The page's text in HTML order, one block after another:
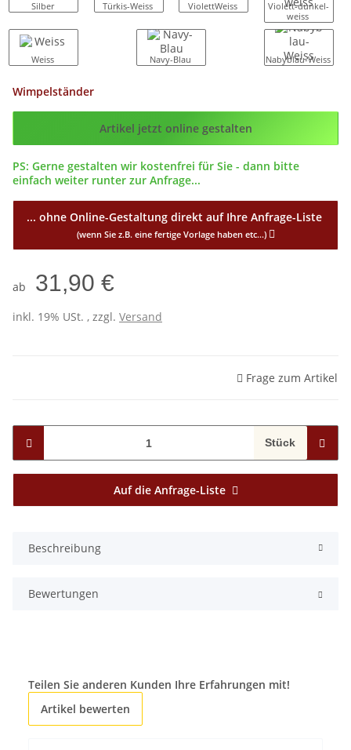
Silber Türkis-Weiss ViolettWeiss
Violett-dunkel-
weiss
Weiss Navy-Blau Nabyblau-Weiss
Wimpelständer
Config_ID
Artikel jetzt online gestalten
PS: Gerne gestalten wir kostenfrei für Sie - dann bitte
einfach weiter runter zur Anfrage...
... ohne Online-Gestaltung direkt auf Ihre Anfrage-Liste
(wenn Sie z.B. eine fertige Vorlage haben etc...)
ab 31,90 €
inkl. 19% USt. , zzgl. Versand
Frage zum Artikel
Stück
Auf die Anfrage-Liste
Beschreibung
Bewertungen
Teilen Sie anderen Kunden Ihre Erfahrungen mit!
Artikel bewerten